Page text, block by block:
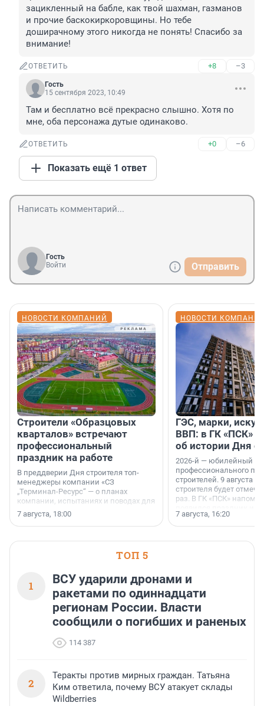
зацикленный на бабле, как твой шахман, газманов
и прочие баскокиркоровщины. Но тебе
доширачному этого никогда не понять! Спасибо за
внимание!
ОТВЕТИТЬ +8 –3
Гость
15 сентября 2023, 10:49
Там и бесплатно всё прекрасно слышно. Хотя по
мне, оба персонажа дутые одинаково.
ОТВЕТИТЬ +0 –6
Показать ещё 1 ответ
Гость
Войти
Отправить
НОВОСТИ КОМПАНИЙ
Строители «Образцовых
кварталов» встречают
профессиональный
праздник на работе
В преддверии Дня строителя топ-
менеджеры компании «СЗ
„Терминал-Ресурс“ — о планах
компании, испытаниях и поводах для
осторожного оптимизма.
7 августа, 18:00
НОВОСТИ
ГЭС, марки,
ВВП: в ГК «ПСК»
об истории Дня
2026-й — юбилейный
профессионального
строителей. 9 августа
строителя будет
раз. В ГК «ПСК»
поменялась роль
7 августа, 16:20
ТОП 5
1
ВСУ ударили дронами и
ракетами по одиннадцати
регионам России. Власти
сообщили о погибших и раненых
114 387
2
Теракты против мирных граждан. Татьяна
Ким ответила, почему ВСУ атакует склады
Wildberries